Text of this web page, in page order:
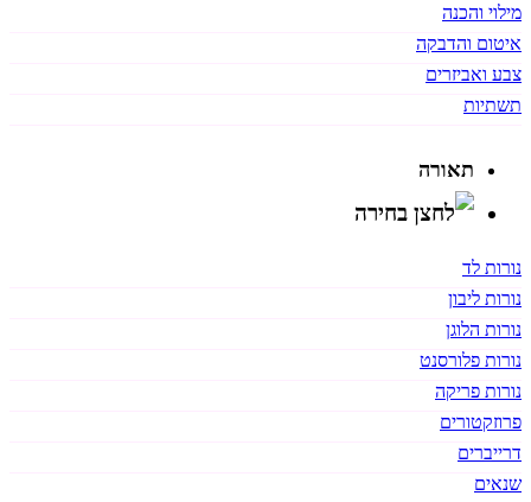
מילוי והכנה
איטום והדבקה
צבע ואביזרים
תשתיות
תאורה
נורות לד
נורות ליבון
נורות הלוגן
נורות פלורסנט
נורות פריקה
פרוזקטורים
דרייברים
שנאים